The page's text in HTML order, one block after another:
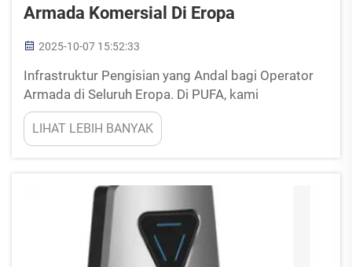
Armada Komersial Di Eropa
2025-10-07 15:52:33
Infrastruktur Pengisian yang Andal bagi Operator
Armada di Seluruh Eropa. Di PUFA, kami
sepenuhnya memahami kebutuhan armada
kendaraan komersial Eropa di mana efisiensi dan
efektivitas biaya merupakan aspek penting dalam
LIHAT LEBIH BANYAK